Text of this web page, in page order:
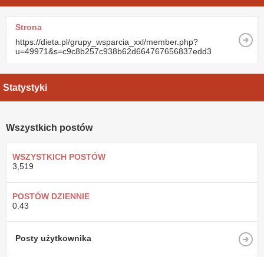
Strona
https://dieta.pl/grupy_wsparcia_xxl/member.php?
u=49971&s=c9c8b257c938b62d664767656837edd3
Statystyki
Wszystkich postów
WSZYSTKICH POSTÓW
3,519
POSTÓW DZIENNIE
0.43
Posty użytkownika